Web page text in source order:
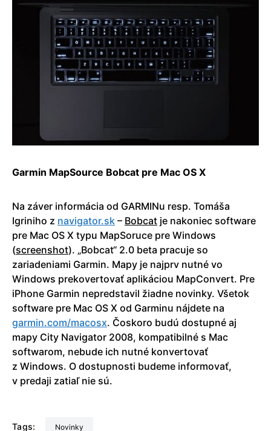
Garmin MapSource Bobcat pre Mac OS X
Na záver informácia od GARMINu resp. Tomáša
Igriniho z navigator.sk – Bobcat je nakoniec software
pre Mac OS X typu MapSoruce pre Windows
(screenshot). „Bobcat“ 2.0 beta pracuje so
zariadeniami Garmin. Mapy je najprv nutné vo
Windows prekovertovať aplikáciou MapConvert. Pre
iPhone Garmin nepredstavil žiadne novinky. Všetok
software pre Mac OS X od Garminu nájdete na
garmin.com/ma­cosx. Čoskoro budú dostupné aj
mapy City Navigator 2008, kompatibilné s Mac
softwarom, nebude ich nutné konvertovať
z Windows. O dostupnosti budeme informovať,
v predaji zatiaľ nie sú.
Tags: Novinky